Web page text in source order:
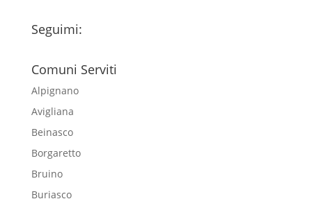
Seguimi:
Comuni Serviti
Alpignano
Avigliana
Beinasco
Borgaretto
Bruino
Buriasco